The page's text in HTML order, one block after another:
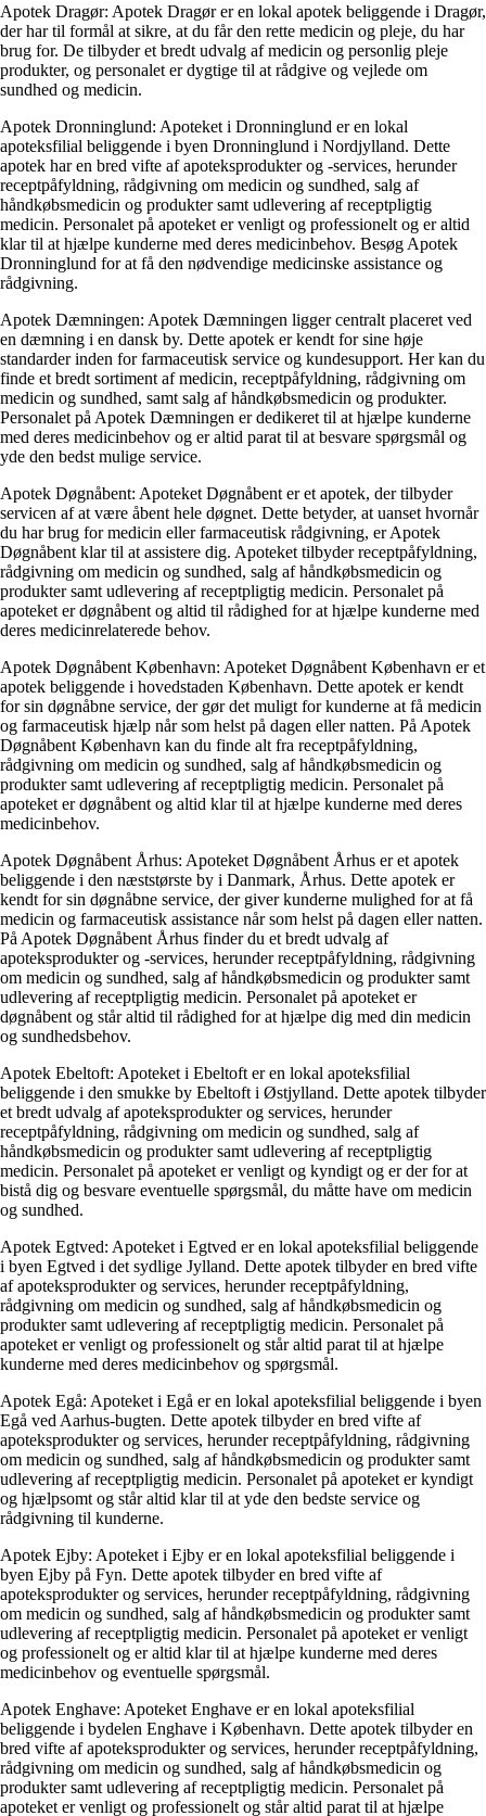
Apotek Dragør: Apotek Dragør er en lokal apotek beliggende i Dragør,
der har til formål at sikre, at du får den rette medicin og pleje, du har
brug for. De tilbyder et bredt udvalg af medicin og personlig pleje
produkter, og personalet er dygtige til at rådgive og vejlede om
sundhed og medicin.
Apotek Dronninglund: Apoteket i Dronninglund er en lokal
apoteksfilial beliggende i byen Dronninglund i Nordjylland. Dette
apotek har en bred vifte af apoteksprodukter og -services, herunder
receptpåfyldning, rådgivning om medicin og sundhed, salg af
håndkøbsmedicin og produkter samt udlevering af receptpligtig
medicin. Personalet på apoteket er venligt og professionelt og er altid
klar til at hjælpe kunderne med deres medicinbehov. Besøg Apotek
Dronninglund for at få den nødvendige medicinske assistance og
rådgivning.
Apotek Dæmningen: Apotek Dæmningen ligger centralt placeret ved
en dæmning i en dansk by. Dette apotek er kendt for sine høje
standarder inden for farmaceutisk service og kundesupport. Her kan du
finde et bredt sortiment af medicin, receptpåfyldning, rådgivning om
medicin og sundhed, samt salg af håndkøbsmedicin og produkter.
Personalet på Apotek Dæmningen er dedikeret til at hjælpe kunderne
med deres medicinbehov og er altid parat til at besvare spørgsmål og
yde den bedst mulige service.
Apotek Døgnåbent: Apoteket Døgnåbent er et apotek, der tilbyder
servicen af ​​at være åbent hele døgnet. Dette betyder, at uanset hvornår
du har brug for medicin eller farmaceutisk rådgivning, er Apotek
Døgnåbent klar til at assistere dig. Apoteket tilbyder receptpåfyldning,
rådgivning om medicin og sundhed, salg af håndkøbsmedicin og
produkter samt udlevering af receptpligtig medicin. Personalet på
apoteket er døgnåbent og altid til rådighed for at hjælpe kunderne med
deres medicinrelaterede behov.
Apotek Døgnåbent København: Apoteket Døgnåbent København er et
apotek beliggende i hovedstaden København. Dette apotek er kendt
for sin døgnåbne service, der gør det muligt for kunderne at få medicin
og farmaceutisk hjælp når som helst på dagen eller natten. På Apotek
Døgnåbent København kan du finde alt fra receptpåfyldning,
rådgivning om medicin og sundhed, salg af håndkøbsmedicin og
produkter samt udlevering af receptpligtig medicin. Personalet på
apoteket er døgnåbent og altid klar til at hjælpe kunderne med deres
medicinbehov.
Apotek Døgnåbent Århus: Apoteket Døgnåbent Århus er et apotek
beliggende i den næststørste by i Danmark, Århus. Dette apotek er
kendt for sin døgnåbne service, der giver kunderne mulighed for at få
medicin og farmaceutisk assistance når som helst på dagen eller natten.
På Apotek Døgnåbent Århus finder du et bredt udvalg af
apoteksprodukter og -services, herunder receptpåfyldning, rådgivning
om medicin og sundhed, salg af håndkøbsmedicin og produkter samt
udlevering af receptpligtig medicin. Personalet på apoteket er
døgnåbent og står altid til rådighed for at hjælpe dig med din medicin
og sundhedsbehov.
Apotek Ebeltoft: Apoteket i Ebeltoft er en lokal apoteksfilial
beliggende i den smukke by Ebeltoft i Østjylland. Dette apotek tilbyder
et bredt udvalg af apoteksprodukter og services, herunder
receptpåfyldning, rådgivning om medicin og sundhed, salg af
håndkøbsmedicin og produkter samt udlevering af receptpligtig
medicin. Personalet på apoteket er venligt og kyndigt og er der for at
bistå dig og besvare eventuelle spørgsmål, du måtte have om medicin
og sundhed.
Apotek Egtved: Apoteket i Egtved er en lokal apoteksfilial beliggende
i byen Egtved i det sydlige Jylland. Dette apotek tilbyder en bred vifte
af apoteksprodukter og services, herunder receptpåfyldning,
rådgivning om medicin og sundhed, salg af håndkøbsmedicin og
produkter samt udlevering af receptpligtig medicin. Personalet på
apoteket er venligt og professionelt og står altid parat til at hjælpe
kunderne med deres medicinbehov og spørgsmål.
Apotek Egå: Apoteket i Egå er en lokal apoteksfilial beliggende i byen
Egå ved Aarhus-bugten. Dette apotek tilbyder en bred vifte af
apoteksprodukter og services, herunder receptpåfyldning, rådgivning
om medicin og sundhed, salg af håndkøbsmedicin og produkter samt
udlevering af receptpligtig medicin. Personalet på apoteket er kyndigt
og hjælpsomt og står altid klar til at yde den bedste service og
rådgivning til kunderne.
Apotek Ejby: Apoteket i Ejby er en lokal apoteksfilial beliggende i
byen Ejby på Fyn. Dette apotek tilbyder en bred vifte af
apoteksprodukter og services, herunder receptpåfyldning, rådgivning
om medicin og sundhed, salg af håndkøbsmedicin og produkter samt
udlevering af receptpligtig medicin. Personalet på apoteket er venligt
og professionelt og er altid klar til at hjælpe kunderne med deres
medicinbehov og eventuelle spørgsmål.
Apotek Enghave: Apoteket Enghave er en lokal apoteksfilial
beliggende i bydelen Enghave i København. Dette apotek tilbyder en
bred vifte af apoteksprodukter og services, herunder receptpåfyldning,
rådgivning om medicin og sundhed, salg af håndkøbsmedicin og
produkter samt udlevering af receptpligtig medicin. Personalet på
apoteket er venligt og professionelt og står altid parat til at hjælpe